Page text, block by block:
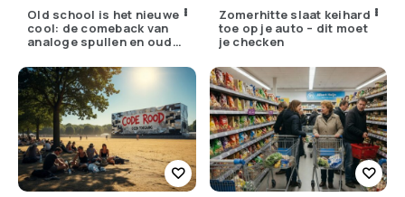
Old school is het nieuwe
cool: de comeback van
analoge spullen en oude
Zomerhitte slaat keihard
toe op je auto – dit moet
je checken